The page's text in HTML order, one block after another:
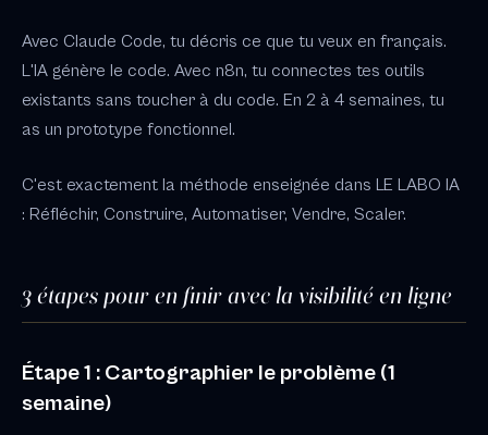
Avec Claude Code, tu décris ce que tu veux en français.
L'IA génère le code. Avec n8n, tu connectes tes outils
existants sans toucher à du code. En 2 à 4 semaines, tu
as un prototype fonctionnel.
C'est exactement la méthode enseignée dans LE LABO IA
: Réfléchir, Construire, Automatiser, Vendre, Scaler.
3 étapes pour en finir avec la visibilité en ligne
Étape 1 : Cartographier le problème (1
semaine)